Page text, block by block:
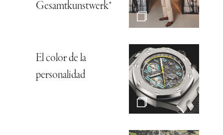
Gesamtkunstwerk*
El color de la
personalidad